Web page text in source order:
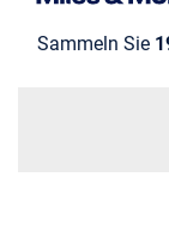
Sammeln Sie